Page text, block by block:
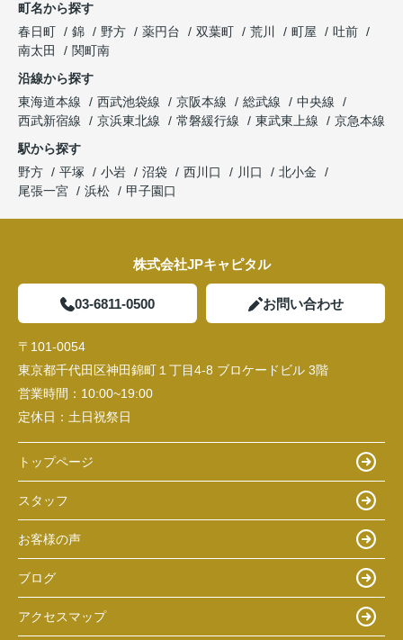
町名から探す
春日町
錦 野方 薬円台 双葉町 荒川 町屋
吐前
南太田
関町南
沿線から探す
東海道本線
西武池袋線 京阪本線 総武線
中央線
西武新宿線
京浜東北線 常磐緩行線 東武東上線
京急本線
駅から探す
野方
平塚 小岩 沼袋 西川口 川口
北小金
尾張一宮
浜松 甲子園口
株式会社JPキャピタル
03-6811-0500 お問い合わせ
〒101-0054
東京都千代田区神田錦町１丁目4-8 ブロケードビル 3階
営業時間： 10:00~19:00
定休日： 土日祝祭日
トップページ
スタッフ
お客様の声
ブログ
アクセスマップ